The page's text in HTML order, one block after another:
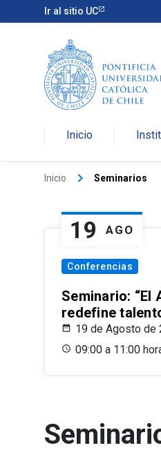
Ir al sitio UC
Inicio
Inicio keyboard_arrow_right Seminarios
19 AGO
Conferencias
Seminario: “El
redefine
19 de Agosto de
09:00 a 11:00